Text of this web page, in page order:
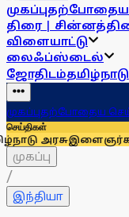
முகப்புதற்போதைய
திரை |
விளையாட்டு
லைஃப்ஸ்டைல்
ஜோதிடம்தமிழ்நாடு
முகப்புதற்போதைய
செய்திகள்
முகப்பு
/
இந்தியா